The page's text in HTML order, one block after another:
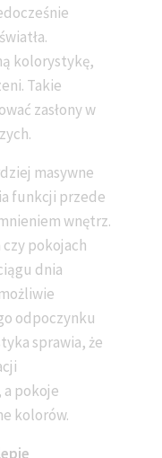
kolorystykę,
Takie
zasłony w
masywne
funkcji przede
wnętrz.
pokojach
dnia
odpoczynku
sprawia, że
pokoje
kolorów.